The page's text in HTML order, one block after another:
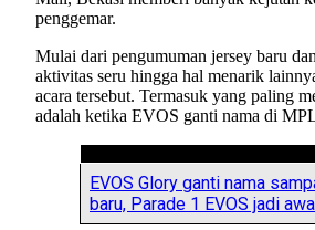
penggemar.
Mulai dari pengumuman jersey baru
aktivitas seru hingga hal menarik
acara tersebut. Termasuk yang paling
adalah ketika EVOS ganti nama di
EVOS Glory ganti nama
baru, Parade 1 EVOS jadi